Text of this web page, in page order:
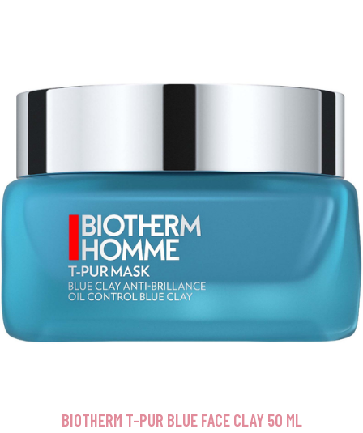
BIOTHERM T-PUR BLUE FACE CLAY 50 ML